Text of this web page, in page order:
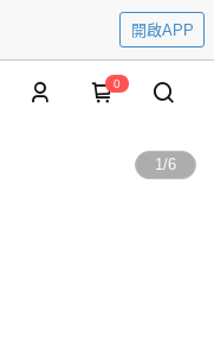
開啟APP
0
1/6